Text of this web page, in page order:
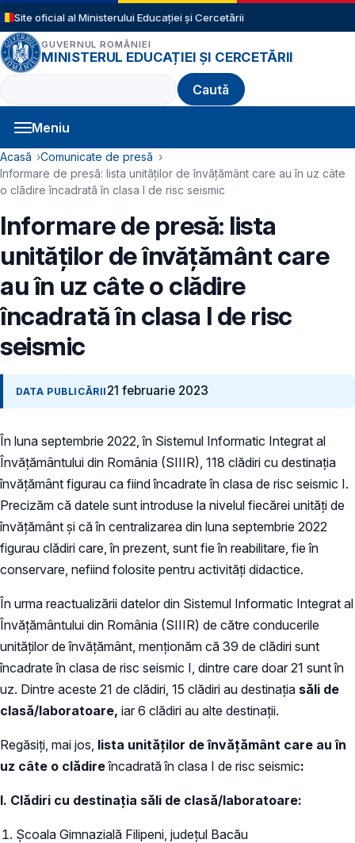
Sari la conținutul principal
Site oficial al Ministerului Educației și Cercetării
GUVERNUL ROMÂNIEI
MINISTERUL EDUCAȚIEI ȘI CERCETĂRII
Caută
Meniu
Navigație principală
Cale de navigare
Acasă
Comunicate de presă
Informare de presă: lista unităților de învățământ care au în uz câte
o clădire încadrată în clasa I de risc seismic
Informare de presă: lista
unităților de învățământ care
au în uz câte o clădire
încadrată în clasa I de risc
seismic
DATA PUBLICĂRII 21 februarie 2023
În luna septembrie 2022, în Sistemul Informatic Integrat al
Învățământului din România (SIIIR), 118 clădiri cu destinația
învățământ figurau ca fiind încadrate în clasa de risc seismic I.
Precizăm că datele sunt introduse la nivelul fiecărei unități de
învățământ și că în centralizarea din luna septembrie 2022
figurau clădiri care, în prezent, sunt fie în reabilitare, fie în
conservare, nefiind folosite pentru activități didactice.
În urma reactualizării datelor din Sistemul Informatic Integrat al
Învățământului din România (SIIIR) de către conducerile
unităților de învățământ, menționăm că 39 de clădiri sunt
încadrate în clasa de risc seismic I, dintre care doar 21 sunt în
uz. Dintre aceste 21 de clădiri, 15 clădiri au destinația săli de
clasă/laboratoare, iar 6 clădiri au alte destinații.
Regăsiți, mai jos, lista unităților de învățământ care au în
uz câte o clădireîncadrată în clasa I de risc seismic:
I. Clădiri cu destinația săli de clasă/laboratoare:
Școala Gimnazială Filipeni, județul Bacău